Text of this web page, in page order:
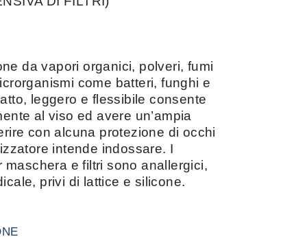
da vapori organici, polveri, fumi
come batteri, funghi e
leggero e flessibile consente
al viso ed avere un’ampia
con alcuna protezione di occhi
intende indossare. I
maschera e filtri sono anallergici,
privi di lattice e silicone.